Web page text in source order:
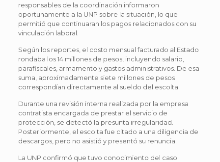
responsables de la coordinación informaron
oportunamente a la UNP sobre la situación, lo que
permitió que continuaran los pagos relacionados con su
vinculación laboral.
Según los reportes, el costo mensual facturado al Estado
rondaba los 14 millones de pesos, incluyendo salario,
parafiscales, armamento y gastos administrativos. De esa
suma, aproximadamente siete millones de pesos
correspondían directamente al sueldo del escolta.
Durante una revisión interna realizada por la empresa
contratista encargada de prestar el servicio de
protección, se detectó la presunta irregularidad.
Posteriormente, el escolta fue citado a una diligencia de
descargos, pero no asistió y presentó su renuncia.
La UNP confirmó que tuvo conocimiento del caso